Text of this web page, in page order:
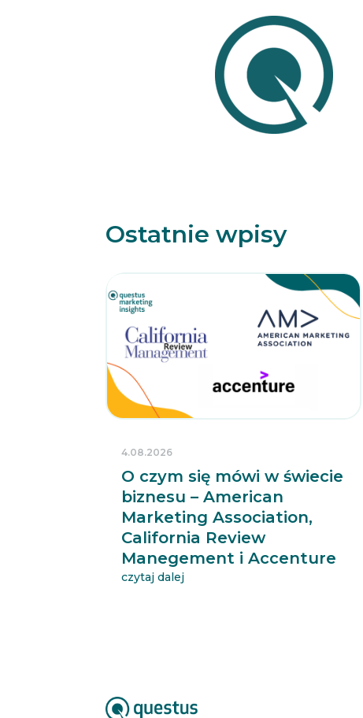
Ostatnie wpisy
O czym się mówi w świecie
biznesu – American
Marketing Association,
California Review
Manegement i Accenture
4.08.2026
czytaj dalej